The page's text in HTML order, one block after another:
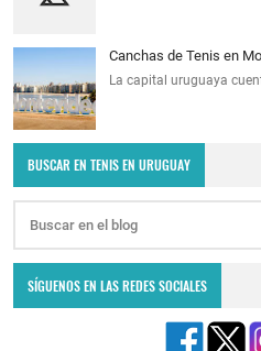
Canchas de Tenis en
La capital uruguaya
BUSCAR EN TENIS EN URUGUAY
SÍGUENOS EN LAS REDES SOCIALES